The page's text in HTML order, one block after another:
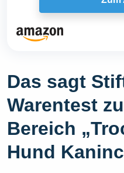
Das sagt
Warentest
Bereich
Hund